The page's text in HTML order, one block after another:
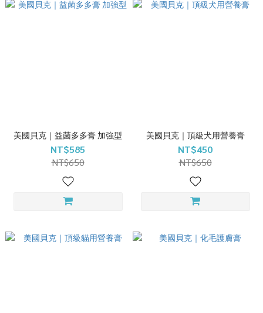
美國貝克｜益菌多多膏 加強型
NT$585
NT$650
美國貝克｜頂級犬用營養膏
NT$450
NT$650